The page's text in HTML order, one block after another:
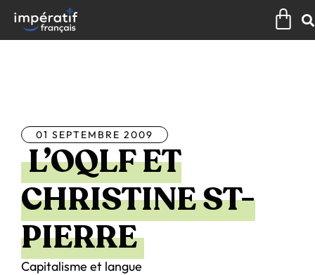
contenu
01 SEPTEMBRE 2009
L’OQLF ET
CHRISTINE ST-
PIERRE
Capitalisme et langue